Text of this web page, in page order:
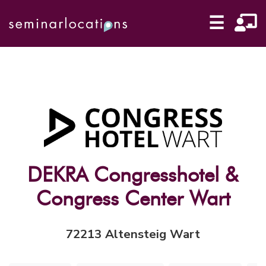
☰
DEKRA Congresshotel &
Congress Center Wart
72213 Altensteig Wart